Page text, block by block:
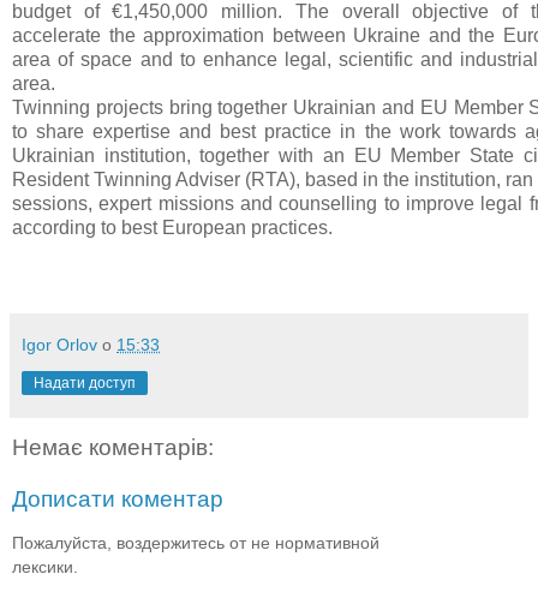
budget of €1,450,000 million. The overall objective of
accelerate the approximation between Ukraine and the
area of space and to enhance legal, scientific and
area.
Twinning projects bring together Ukrainian and EU Member
to share expertise and best practice in the work towards
Ukrainian institution, together with an EU Member State
Resident Twinning Adviser (RTA), based in the institution,
sessions, expert missions and counselling to improve legal
according to best European practices.
Igor Orlov о 15:33
Надати доступ
Немає коментарів:
Дописати коментар
Пожалуйста, воздержитесь от не нормативной
лексики.